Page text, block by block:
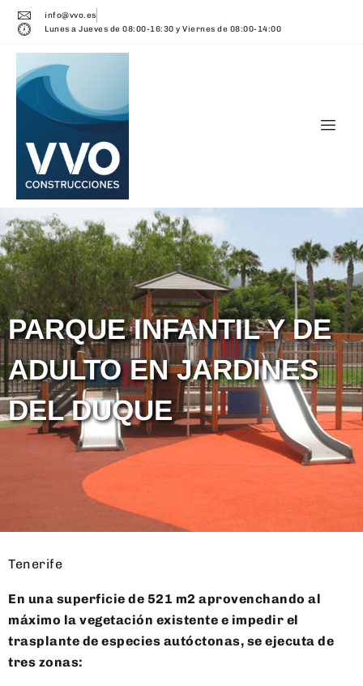
info@vvo.es
Lunes a Jueves de 08:00-16:30 y Viernes de 08:00-14:00
PARQUE INFANTIL Y DE
ADULTO EN JARDINES
DEL DUQUE
Tenerife
En una superficie de 521 m2 aprovenchando al
máximo la vegetación existente e impedir el
trasplante de especies autóctonas, se ejecuta de
tres zonas: